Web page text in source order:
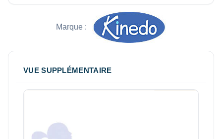
Marque :
VUE SUPPLÉMENTAIRE